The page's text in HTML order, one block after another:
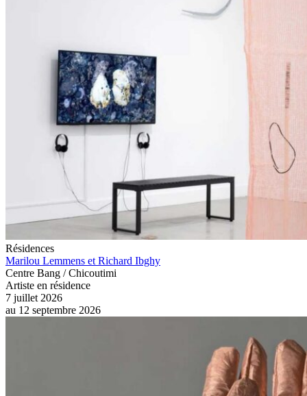
Résidences
Marilou Lemmens et Richard Ibghy
Centre Bang / Chicoutimi
Artiste en résidence
7 juillet 2026
au 12 septembre 2026